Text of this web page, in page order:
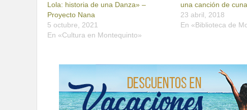
Lola: historia de una Danza» –
Proyecto Nana
5 octubre, 2021
En «Cultura en Montequinto»
una canción de
23 abril, 2018
En «Biblioteca de